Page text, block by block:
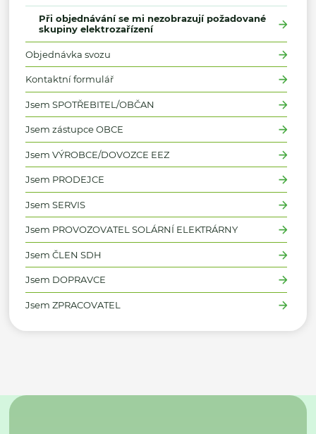
Při objednávání se mi nezobrazují požadované
skupiny elektrozařízení
Objednávka svozu
Kontaktní formulář
Jsem SPOTŘEBITEL/OBČAN
Jsem zástupce OBCE
Jsem VÝROBCE/DOVOZCE EEZ
Jsem PRODEJCE
Jsem SERVIS
Jsem PROVOZOVATEL SOLÁRNÍ ELEKTRÁRNY
Jsem ČLEN SDH
Jsem DOPRAVCE
Jsem ZPRACOVATEL